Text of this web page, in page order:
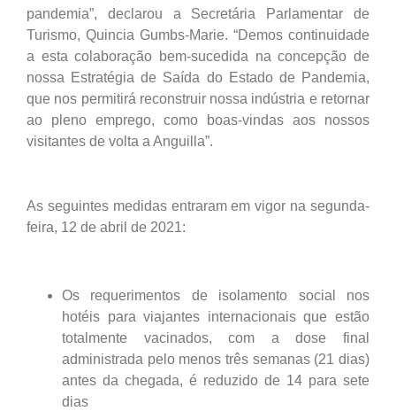
pandemia”, declarou a Secretária Parlamentar de
Turismo, Quincia Gumbs-Marie. “Demos continuidade
a esta colaboração bem-sucedida na concepção de
nossa Estratégia de Saída do Estado de Pandemia,
que nos permitirá reconstruir nossa indústria e retornar
ao pleno emprego, como boas-vindas aos nossos
visitantes de volta a Anguilla”.
As seguintes medidas entraram em vigor na segunda-
feira, 12 de abril de 2021:
Os requerimentos de isolamento social nos
hotéis para viajantes internacionais que estão
totalmente vacinados, com a dose final
administrada pelo menos três semanas (21 dias)
antes da chegada, é reduzido de 14 para sete
dias